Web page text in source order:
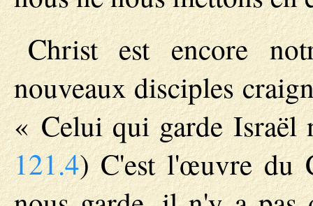
Christ est encore
nouveaux disciples
« Celui qui garde
121.4) C'est l'œuvre du